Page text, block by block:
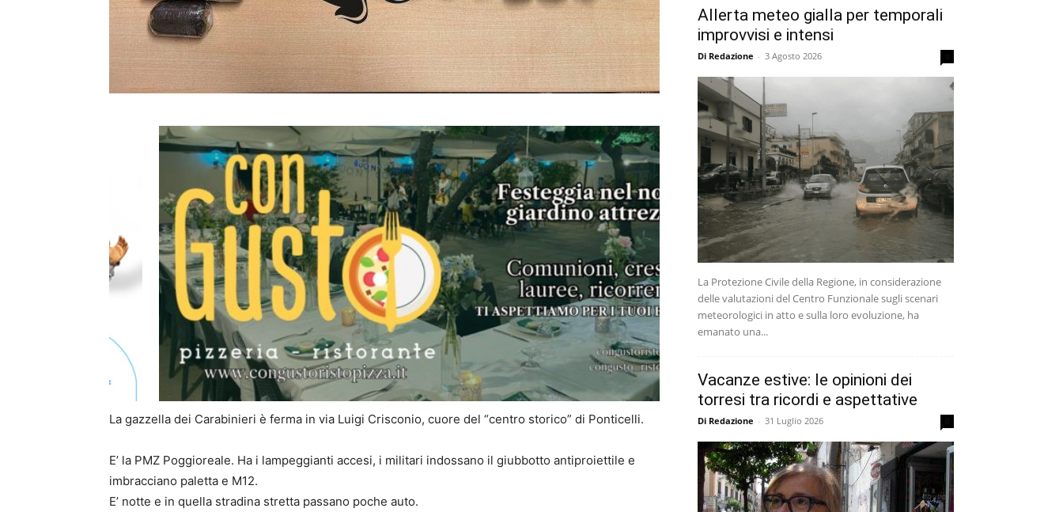
La gazzella dei Carabinieri è ferma in via Luigi Crisconio, cuore del “centro storico” di Ponticelli.
E’ la PMZ Poggioreale. Ha i lampeggianti accesi, i militari indossano il giubbotto antiproiettile e
imbracciano paletta e M12.
E’ notte e in quella stradina stretta passano poche auto.
Allerta meteo gialla per temporali
improvvisi e intensi
Di Redazione - 3 Agosto 2026
La Protezione Civile della Regione, in considerazione
delle valutazioni del Centro Funzionale sugli scenari
meteorologici in atto e sulla loro evoluzione, ha
emanato una...
Vacanze estive: le opinioni dei
torresi tra ricordi e aspettative
Di Redazione - 31 Luglio 2026